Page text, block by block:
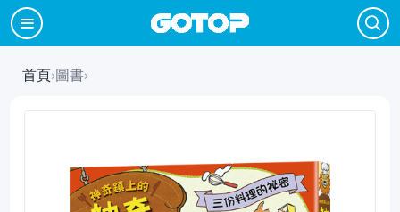
首頁›圖書›